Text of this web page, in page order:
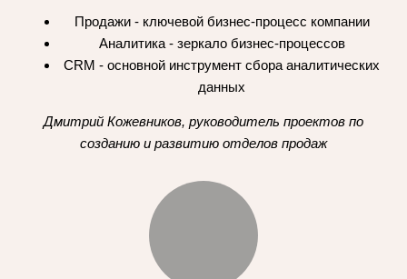
Продажи - ключевой бизнес-процесс компании
Аналитика - зеркало бизнес-процессов
CRM - основной инструмент сбора аналитических
данных
Дмитрий Кожевников, руководитель проектов по
созданию и развитию отделов продаж